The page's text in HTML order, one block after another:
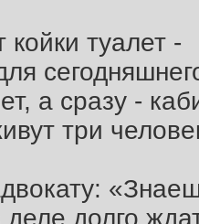
койки туалет -
а сразу -
три